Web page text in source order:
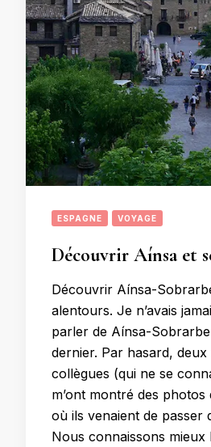
ESPAGNE VOYAGE
Découvrir Aínsa et
Découvrir Aínsa-
alentours. Je n’avais
parler de Aínsa-Sobrarbe
dernier. Par hasard, deux
collègues (qui ne se
m’ont montré des
où ils venaient de passer
Nous connaissons mieux